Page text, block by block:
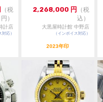
※店頭でも販売しておりますので
承ください。ご来店前に在庫の
ます。
※価格に関してのお問い合わせは
いてもお答えしておりません。直
お問い合わせ先
大黒屋 時計館中野店
TEL:03-5318-5250
（税
）
計店
対応）
2,268,000 円
（税
込）
大黒屋時計館 中野店
（インボイス対応）
2023年印